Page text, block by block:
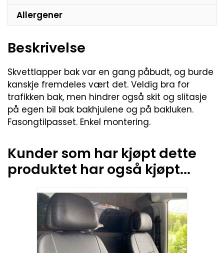
Allergener
Beskrivelse
Skvettlapper bak var en gang påbudt, og burde
kanskje fremdeles vært det. Veldig bra for
trafikken bak, men hindrer også skit og slitasje
på egen bil bak bakhjulene og på bakluken.
Fasongtilpasset. Enkel montering.
Kunder som har kjøpt dette
produktet har også kjøpt...